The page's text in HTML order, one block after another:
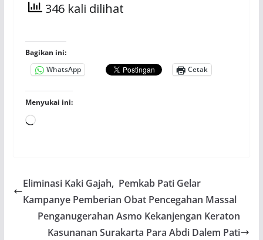
346 kali dilihat
Bagikan ini:
WhatsApp
Cetak
Menyukai ini:
Memuat...
Eliminasi Kaki Gajah, Pemkab Pati Gelar
Kampanye Pemberian Obat Pencegahan Massal
Penganugerahan Asmo Kekanjengan Keraton
Kasunanan Surakarta Para Abdi Dalem Pati